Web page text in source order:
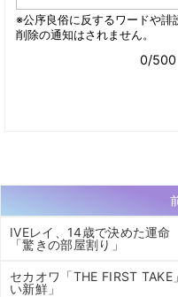
IVEレイ、14歳で決めた運
「驚きの部屋割り」
セカオワ「THE FIRST
い新鮮」